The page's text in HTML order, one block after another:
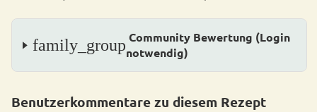
family_group Community Bewertung (Login
notwendig)
Benutzerkommentare zu diesem Rezept